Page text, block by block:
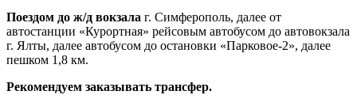
Поездом до ж/д вокзала г. Симферополь, далее от
автостанции «Курортная» рейсовым автобусом до автовокзала
г. Ялты, далее автобусом до остановки «Парковое-2», далее
пешком 1,8 км.
Рекомендуем заказывать трансфер.